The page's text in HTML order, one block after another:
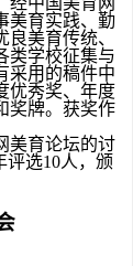
美育实践、勤
美育传统、
类学校征集与
采用的稿件中
优秀奖、年度
奖牌。获奖作
美育论坛的讨
评选10人，颁